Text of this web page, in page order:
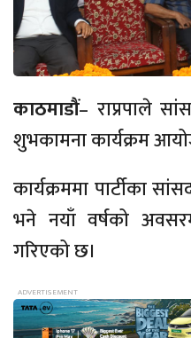
काठमाडौं– राप्रपाले
शुभकामना कार्यक्रम
कार्यक्रममा पार्टीका
भने नयाँ वर्षको
गरिएको छ।